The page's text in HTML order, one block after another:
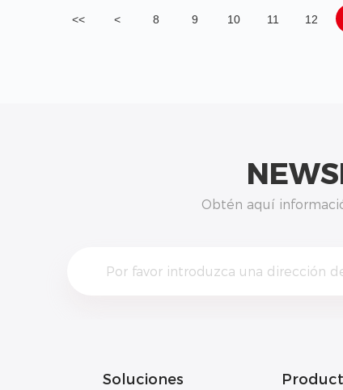
<< < 8 9 10 11 12
Obtén aquí
Soluciones